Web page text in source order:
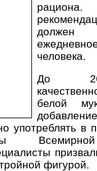
человека.
До
белой
употреблять в
фигурой.